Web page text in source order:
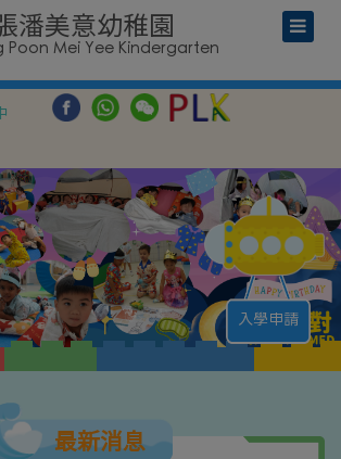
潘美意幼稚園
Poon Mei Yee Kindergarten
入學申請
最新消息